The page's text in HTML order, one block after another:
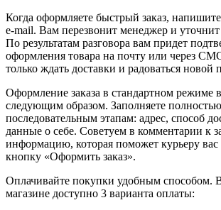
Когда оформляете быстрый заказ,
e-mail. Вам перезвонит менеджер и уточнит
По результатам разговора вам придет
оформления товара на почту или через
только ждать доставки и радоваться новой
Оформление заказа в стандартном режиме
следующим образом. Заполняете
последовательным этапам: адрес, способ
данные о себе. Советуем в комментарии к
информацию, которая поможет курьеру
кнопку «Оформить заказ».
Оплачивайте покупки удобным способом.
магазине доступно 3 варианта оплаты: